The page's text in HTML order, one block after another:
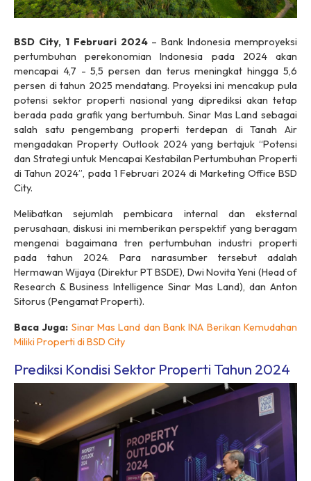
BSD City, 1 Februari 2024– Bank Indonesia memproyeksi
pertumbuhan perekonomian Indonesia pada 2024 akan
mencapai 4,7 - 5,5 persen dan terus meningkat hingga 5,6
persen di tahun 2025 mendatang. Proyeksi ini mencakup pula
potensi sektor properti nasional yang diprediksi akan tetap
berada pada grafik yang bertumbuh. Sinar Mas Land sebagai
salah satu pengembang properti terdepan di Tanah Air
mengadakan Property Outlook 2024 yang bertajuk “Potensi
dan Strategi untuk Mencapai Kestabilan Pertumbuhan Properti
di Tahun 2024”, pada 1 Februari 2024 di Marketing Office BSD
City.
Melibatkan sejumlah pembicara internal dan eksternal
perusahaan, diskusi ini memberikan perspektif yang beragam
mengenai bagaimana tren pertumbuhan industri properti
pada tahun 2024. Para narasumber tersebut adalah
Hermawan Wijaya (Direktur PT BSDE), Dwi Novita Yeni (Head of
Research & Business Intelligence Sinar Mas Land), dan Anton
Sitorus (Pengamat Properti).
Baca Juga: Sinar Mas Land dan Bank INA Berikan Kemudahan
Miliki Properti di BSD City
Prediksi Kondisi Sektor Properti Tahun 2024